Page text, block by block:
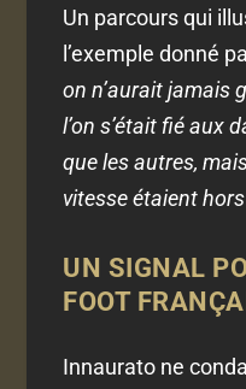
Un parcours qui
l’exemple donné
on n’aurait jamais
l’on s’était fié aux
que les autres,
vitesse étaient
UN SIGNAL
FOOT
Innaurato ne